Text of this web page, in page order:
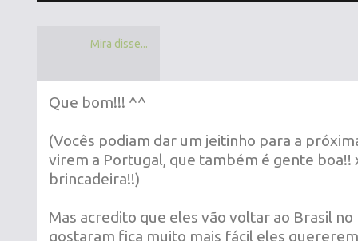
Mira disse...
Que bom!!! ^^
(Vocês podiam dar um jeitinho para a
virem a Portugal, que também é gente boa!!
brincadeira!!)
Mas acredito que eles vão voltar ao Brasil
gostaram fica muito mais fácil eles